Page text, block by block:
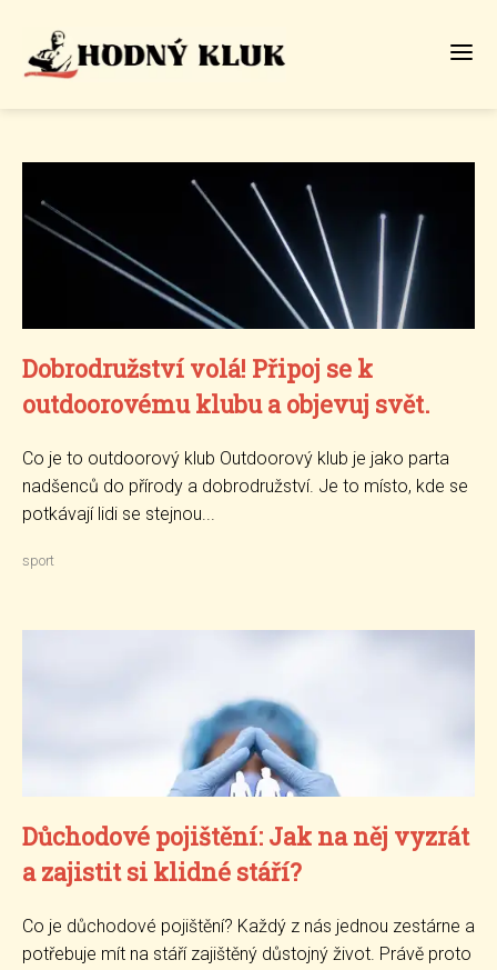
Dobrodružství volá! Připoj se k
outdoorovému klubu a objevuj svět.
Co je to outdoorový klub Outdoorový klub je jako parta
nadšenců do přírody a dobrodružství. Je to místo, kde se
potkávají lidi se stejnou...
sport
Důchodové pojištění: Jak na něj vyzrát
a zajistit si klidné stáří?
Co je důchodové pojištění? Každý z nás jednou zestárne a
potřebuje mít na stáří zajištěný důstojný život. Právě proto